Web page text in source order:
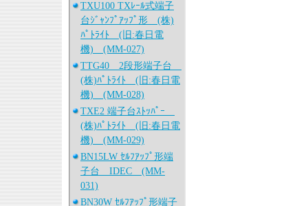
TXU100 TXﾚｰﾙ式端子
台ｼﾞｬﾝﾌﾟｱｯﾌﾟ形 (株)
ﾊﾟﾄﾗｲﾄ (旧:春日電
機) (MM-027)
TTG40 2段形端子台
(株)ﾊﾟﾄﾗｲﾄ (旧:春日電
機) (MM-028)
TXE2 端子台ｽﾄｯﾊﾟｰ
(株)ﾊﾟﾄﾗｲﾄ (旧:春日電
機) (MM-029)
BN15LW ｾﾙﾌｱｯﾌﾟ形端
子台 IDEC (MM-
031)
BN30W ｾﾙﾌｱｯﾌﾟ形端子